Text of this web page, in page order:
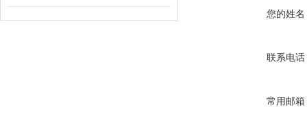
您的姓名
联系电话
常用邮箱